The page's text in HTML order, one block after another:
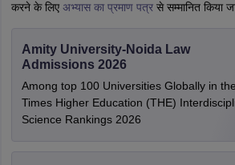
करने के लिए अभ्यास का प्रमाण पत्रसे सम्मानित किया
Amity University-Noida Law
Admissions 2026
Among top 100 Universities Globally in the
Times Higher Education (THE)
Science Rankings 2026